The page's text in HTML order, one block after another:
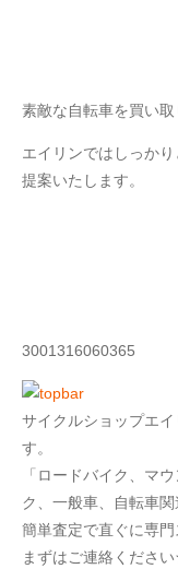
素敵な自転車を買い
エイリンではしっか
提案いたします。
3001316060365
サイクルショップエイ
す。
「ロードバイク、マ
ク、一般車、自転車関
簡単査定で直ぐに専
まずはご連絡くださ